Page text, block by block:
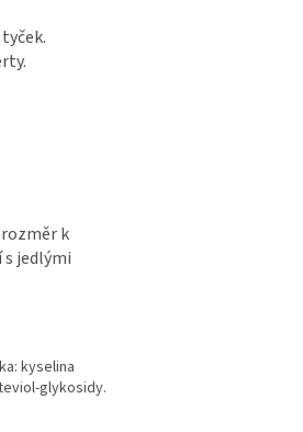
k
jedlými
kyselina
glykosidy.